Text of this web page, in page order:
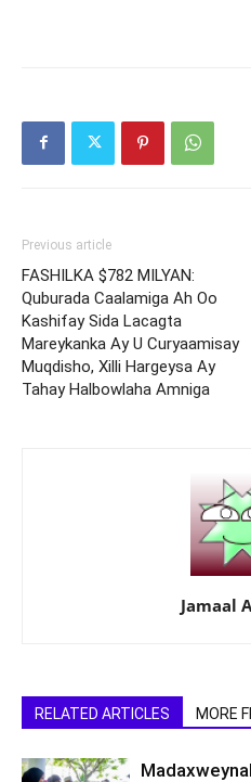
Previous article
FASHILKA $782 MILYAN:
Quburada Caalamiga Ah Oo
Kashifay Sida Lacagta
Mareykanka Ay U Curyaamisay
Muqdisho, Xilli Hargeysa Ay
Tahay Halbowlaha Amniga
Jamaal
RELATED ARTICLES MORE